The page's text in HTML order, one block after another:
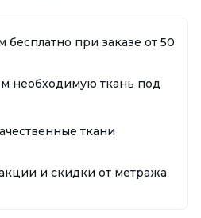
бесплатно при заказе от 50
необходимую ткань под
ткани
и скидки от метража